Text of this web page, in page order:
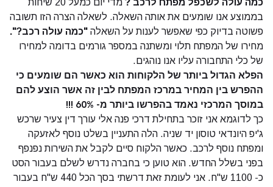
כמה עולה לשכפל מפתח לרכב ?
מדי יום כמעל 20 שיחות
בממוצע אנו שומעים את אותה השאלה. לשאלה הצרה הזו תשובה
פשוטה בדיוק כפי שאפשר לענות על השאלה "כמה עולה רכב?".
מחירו של המפתח תלוי ומשתנה במספר גורמים בדומה למחירו
של כלי התחבורה עליו אנו נוהגים.
הפלא הגדול ביותר של הלקוחות הוא כאשר הם שומעים כי
ההפרש בין המחיר במרכז המפתח לבין זה אשר הוצע להם
במוסך המרכזי נאמד בהפרשו ביותר מ- 60% !!!
כך לדוגמא אני זוכר בתחילת דרכי פנה אלי עורך דין צעיר שרכש
ג'יפ היונדאי טוסון יד שניה. הלה התעניין בשלט נוסף לאזעקה
ומפתח נוסף לרכב. כאשר הלקוח סיים לקבל את השירות נפנפף
בפני בשלל החדש. הוא טוען כי בחברה נדרש לשלם בעבור הסט
כ- 1100 ש"ח. אני לעומת זאת דרשתי בסך הכל 440 ש"ח בעבור